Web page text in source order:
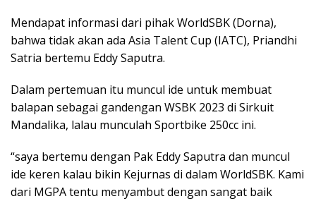
Mendapat informasi dari pihak WorldSBK (Dorna),
bahwa tidak akan ada Asia Talent Cup (IATC), Priandhi
Satria bertemu Eddy Saputra.
Dalam pertemuan itu muncul ide untuk membuat
balapan sebagai gandengan WSBK 2023 di Sirkuit
Mandalika, lalau munculah Sportbike 250cc ini.
“saya bertemu dengan Pak Eddy Saputra dan muncul
ide keren kalau bikin Kejurnas di dalam WorldSBK. Kami
dari MGPA tentu menyambut dengan sangat baik